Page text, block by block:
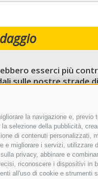
la navigazione e, previo
selezione della pubblicità,
di contenuti personalizzati,
e migliorare i servizi, utilizzare
privacy, abbinare e
riconoscere i dispositivi in
all'uso di cookie e strumenti
esserci più
sulle nostre strade
VOTARE